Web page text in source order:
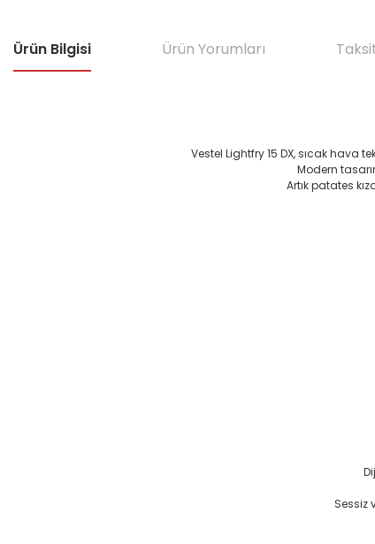
Ürün Bilgisi Ürün Yorumları
Vestel Lightfry 15 DX, sıcak hava
Modern
Artık patates
Sessiz